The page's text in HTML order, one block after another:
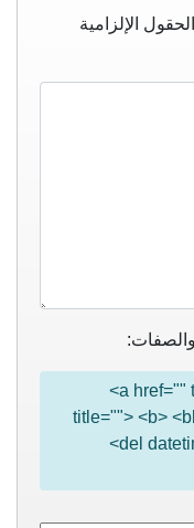
الحقول الإلزامية
والصفات:
<a href=""
title=""> <b>
<del